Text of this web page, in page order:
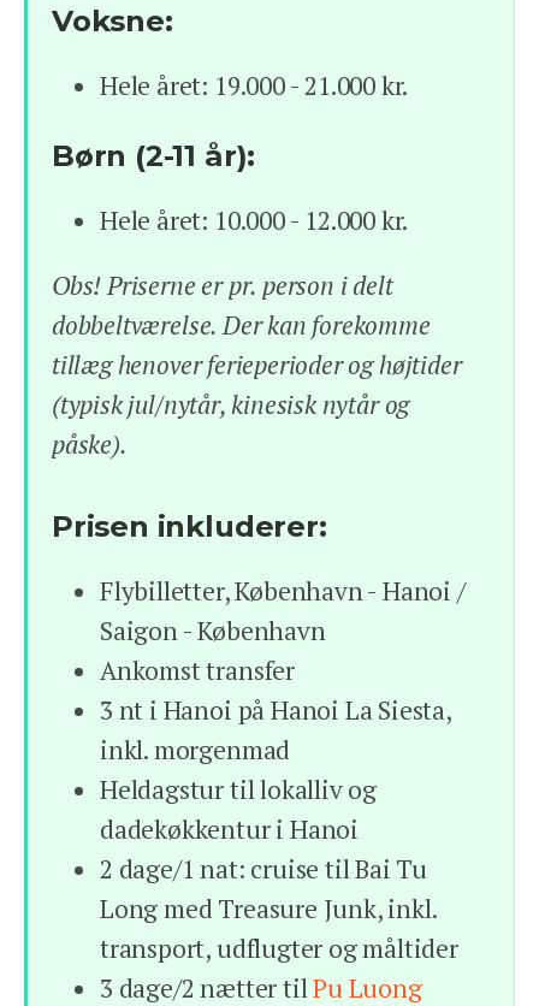
Voksne:
Hele året: 19.000 - 21.000 kr.
Børn (2-11 år):
Hele året: 10.000 - 12.000 kr.
Obs! Priserne er pr. person i delt
dobbeltværelse. Der kan forekomme
tillæg henover ferieperioder og højtider
(typisk jul/nytår, kinesisk nytår og
påske).
Prisen inkluderer:
Flybilletter, København - Hanoi /
Saigon - København
Ankomst transfer
3 nt i Hanoi på Hanoi La Siesta,
inkl. morgenmad
Heldagstur til lokalliv og
dadekøkkentur i Hanoi
2 dage/1 nat: cruise til Bai Tu
Long med Treasure Junk, inkl.
transport, udflugter og måltider
3 dage/2 nætter tilPu Luong